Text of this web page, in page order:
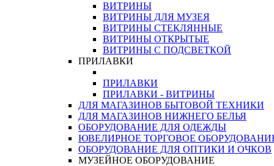
ВИТРИНЫ
ВИТРИНЫ ДЛЯ МУЗЕЯ
ВИТРИНЫ СТЕКЛЯННЫЕ
ВИТРИНЫ ОТКРЫТЫЕ
ВИТРИНЫ С ПОДСВЕТКОЙ
ПРИЛАВКИ
ПРИЛАВКИ
ПРИЛАВКИ - ВИТРИНЫ
ДЛЯ МАГАЗИНОВ БЫТОВОЙ ТЕХНИКИ
ДЛЯ МАГАЗИНОВ НИЖНЕГО БЕЛЬЯ
ОБОРУДОВАНИЕ ДЛЯ ОДЕЖДЫ
ЮВЕЛИРНОЕ ТОРГОВОЕ
ОБОРУДОВАНИЕ ДЛЯ ОПТИКИ И ОЧКОВ
МУЗЕЙНОЕ ОБОРУДОВАНИЕ